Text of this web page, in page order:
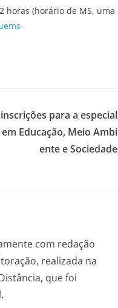
horas (horário de MS, uma
para a especial
Educação, Meio Ambi
ente e Sociedade
com redação
realizada na
que foi